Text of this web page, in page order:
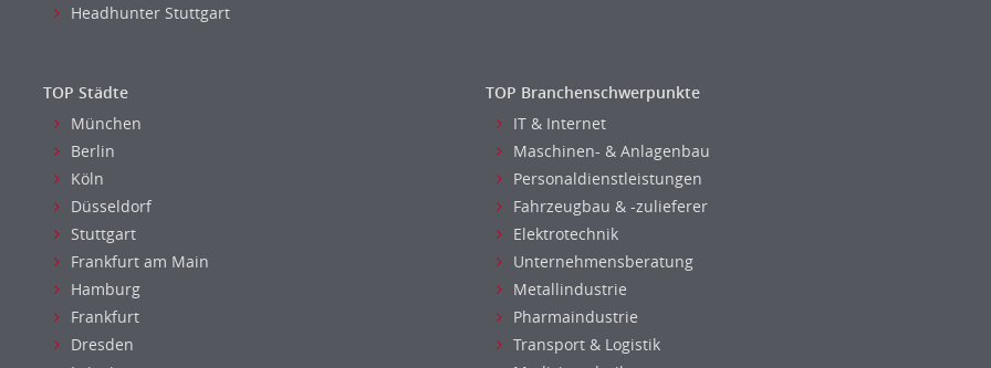
Headhunter Stuttgart
TOP Städte
München
Berlin
Köln
Düsseldorf
Stuttgart
Frankfurt am Main
Hamburg
Frankfurt
Dresden
TOP Branchenschwerpunkte
IT & Internet
Maschinen- & Anlagenbau
Personaldienstleistungen
Fahrzeugbau & -zulieferer
Elektrotechnik
Unternehmensberatung
Metallindustrie
Pharmaindustrie
Transport & Logistik